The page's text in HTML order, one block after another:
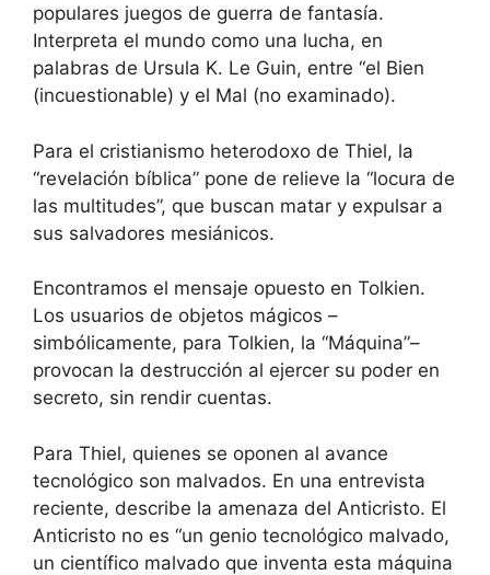
populares juegos de guerra de fantasía.
Interpreta el mundo como una lucha, en
palabras de Ursula K. Le Guin, entre “el Bien
(incuestionable) y el Mal (no examinado).
Para el cristianismo heterodoxo de Thiel, la
“revelación bíblica” pone de relieve la “locura de
las multitudes”, que buscan matar y expulsar a
sus salvadores mesiánicos.
Encontramos el mensaje opuesto en Tolkien.
Los usuarios de objetos mágicos –
simbólicamente, para Tolkien, la “Máquina”–
provocan la destrucción al ejercer su poder en
secreto, sin rendir cuentas.
Para Thiel, quienes se oponen al avance
tecnológico son malvados. En una entrevista
reciente, describe la amenaza del Anticristo. El
Anticristo no es “un genio tecnológico malvado,
un científico malvado que inventa esta máquina